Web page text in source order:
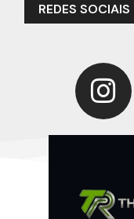
REDES SOCIAIS